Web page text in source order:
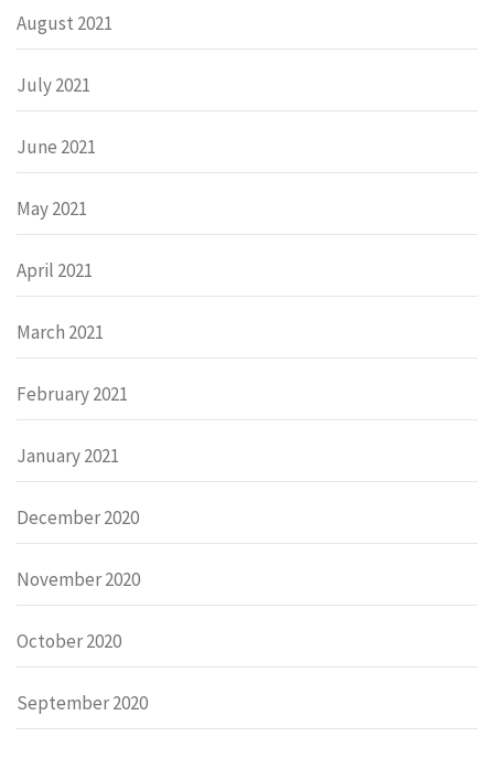
August 2021
July 2021
June 2021
May 2021
April 2021
March 2021
February 2021
January 2021
December 2020
November 2020
October 2020
September 2020